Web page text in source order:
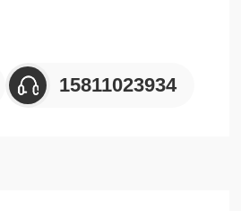
15811023934